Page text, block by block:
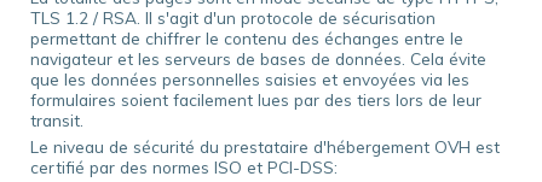
TLS 1.2 / RSA. Il s'agit d'un protocole de sécurisation
permettant de chiffrer le contenu des échanges entre le
navigateur et les serveurs de bases de données. Cela évite
que les données personnelles saisies et envoyées via les
formulaires soient facilement lues par des tiers lors de leur
transit.
Le niveau de sécurité du prestataire d'hébergement OVH est
certifié par des normes ISO et PCI-DSS: